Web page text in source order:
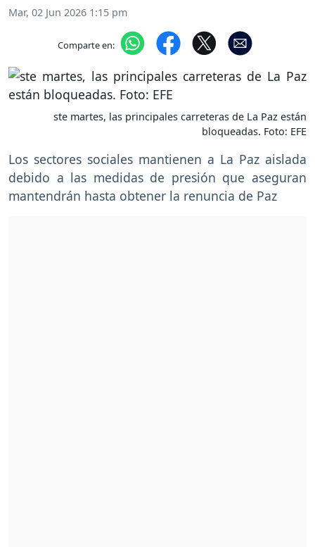
Mar, 02 Jun 2026 1:15 pm
Comparte en:
ste martes, las principales carreteras de La Paz están
bloqueadas. Foto: EFE
Los sectores sociales mantienen a La Paz aislada
debido a las medidas de presión que aseguran
mantendrán hasta obtener la renuncia de Paz